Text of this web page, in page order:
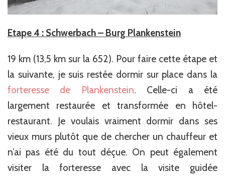
Etape 4 : Schwerbach – Burg Plankenstein
19 km (13,5 km sur la 652). Pour faire cette étape et
la suivante, je suis restée dormir sur place dans la
forteresse de Plankenstein. Celle-ci a été
largement restaurée et transformée en hôtel-
restaurant. Je voulais vraiment dormir dans ses
vieux murs plutôt que de chercher un chauffeur et
n’ai pas été du tout déçue. On peut également
visiter la forteresse avec la visite guidée